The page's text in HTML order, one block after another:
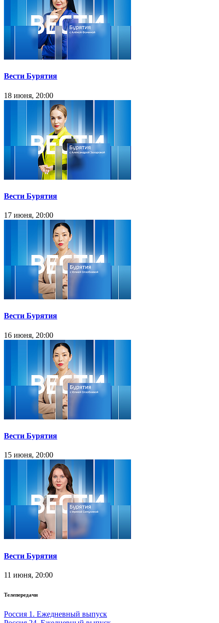
Вести Бурятия
18 июня, 20:00
Вести Бурятия
17 июня, 20:00
Вести Бурятия
16 июня, 20:00
Вести Бурятия
15 июня, 20:00
Вести Бурятия
11 июня, 20:00
Телепередачи
Россия 1. Ежедневный выпуск